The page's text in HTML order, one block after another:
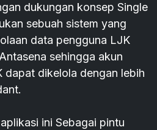
dukungan konsep Single
sebuah sistem yang
data pengguna LJK
sehingga akun
dapat dikelola dengan lebih
ini Sebagai pintu